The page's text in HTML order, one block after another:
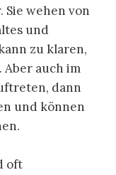
wehen von
und
zu klaren,
auch im
dann
und können
oft